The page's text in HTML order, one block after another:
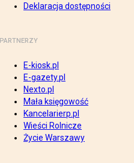
Deklaracja dostępności
PARTNERZY
E-kiosk.pl
E-gazety.pl
Nexto.pl
Mała księgowość
Kancelarierp.pl
Wieści Rolnicze
Życie Warszawy